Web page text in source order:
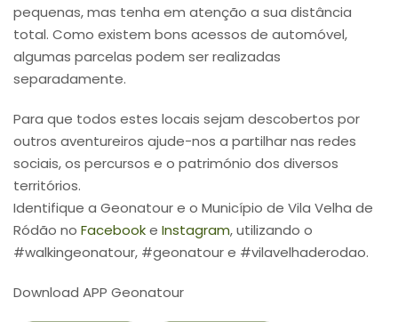
pequenas, mas tenha em atenção a sua distância
total. Como existem bons acessos de automóvel,
algumas parcelas podem ser realizadas
separadamente.
Para que todos estes locais sejam descobertos por
outros aventureiros ajude-nos a partilhar nas redes
sociais, os percursos e o património dos diversos
territórios.
Identifique a Geonatour e o Município de Vila Velha de
Ródão no Facebooke Instagram, utilizando o
#walkingeonatour, #geonatour e #vilavelhaderodao.
Download APP Geonatour